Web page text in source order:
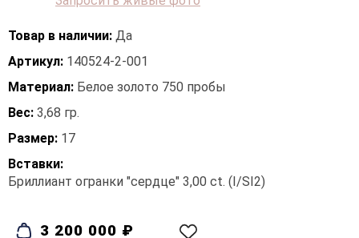
Товар в наличии: Да
Артикул: 140524-2-001
Материал: Белое золото 750 пробы
Вес: 3,68 гр.
Размер: 17
Вставки:
Бриллиант огранки "сердце" 3,00 ct. (I/SI2)
3 200 000 ₽